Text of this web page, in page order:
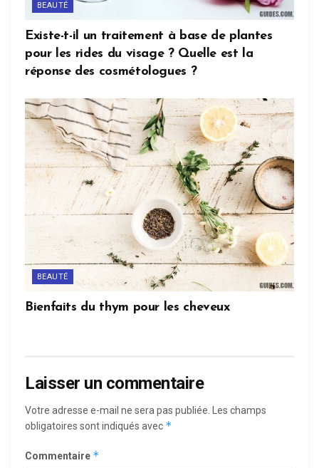
BEAUTÉ
Existe-t-il un traitement à base de plantes
pour les rides du visage ? Quelle est la
réponse des cosmétologues ?
BEAUTÉ
Bienfaits du thym pour les cheveux
Laisser un commentaire
Votre adresse e-mail ne sera pas publiée.
Les champs
obligatoires sont indiqués avec *
Commentaire *